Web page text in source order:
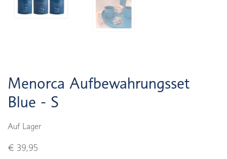
Menorca Aufbewahrungsset
Blue - S
Auf Lager
€ 39,95